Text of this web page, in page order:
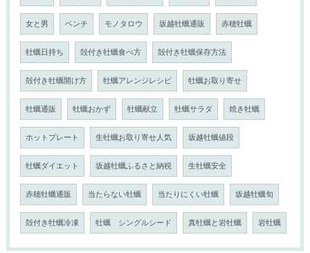
女と男 ベンチ モノタロウ 坂越牡蠣通販 赤穂牡蠣
牡蠣日持ち 殻付き牡蠣食べ方 殻付き牡蠣保存方法
殻付き牡蠣開け方 牡蠣アレンジレシピ 牡蠣お取り寄せ
牡蠣通販 牡蠣おかず 牡蠣献立 牡蠣サラダ 焼き牡蠣
ホットプレート 生牡蠣お取り寄せ人気 坂越牡蠣値段
牡蠣ダイエット 坂越牡蠣ふるさと納税 生牡蠣安全
赤穂牡蠣通販 当たらない牡蠣 当たりにくい牡蠣 坂越牡蠣旬
殻付き牡蠣冷凍 牡蠣 シングルシード 真牡蠣と岩牡蠣 岩牡蠣